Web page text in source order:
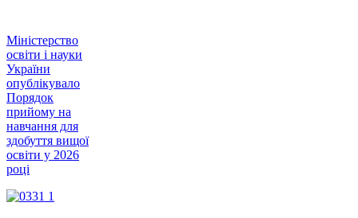
Міністерство
освіти і науки
України
опублікувало
Порядок
прийому на
навчання для
здобуття вищої
освіти у 2026
році